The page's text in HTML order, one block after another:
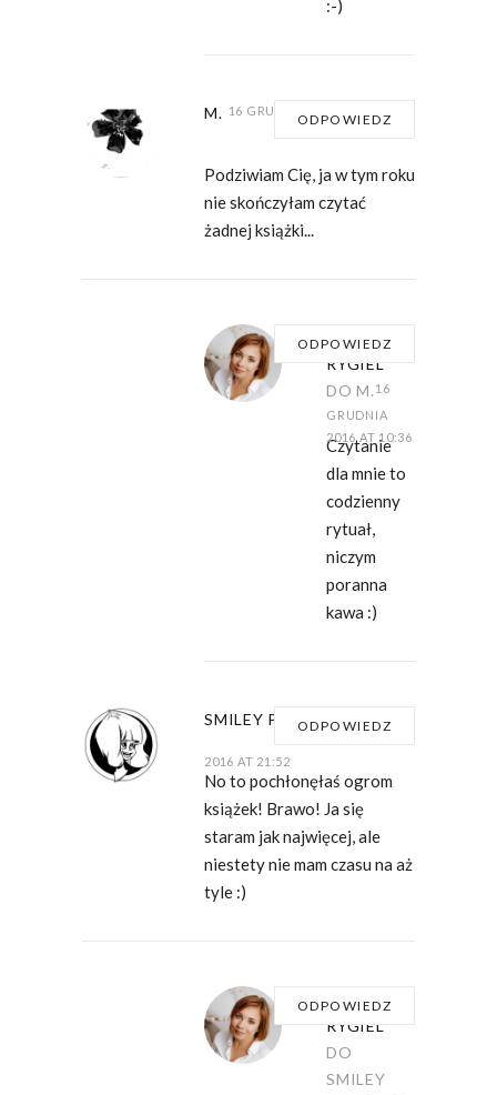
:-)
M. 16 GRUDNIA 2016 AT 10:04
ODPOWIEDZ
Podziwiam Cię, ja w tym roku
nie skończyłam czytać
żadnej książki...
DOMINIKA
RYGIEL
DO M. 16
GRUDNIA
2016 AT 10:36
ODPOWIEDZ
Czytanie
dla mnie to
codzienny
rytuał,
niczym
poranna
kawa :)
SMILEY PROJECT
2016 AT 21:52
ODPOWIEDZ
No to pochłonęłaś ogrom
książek! Brawo! Ja się
staram jak najwięcej, ale
niestety nie mam czasu na aż
tyle :)
DOMINIKA
RYGIEL
DO
SMILEY
ODPOWIEDZ